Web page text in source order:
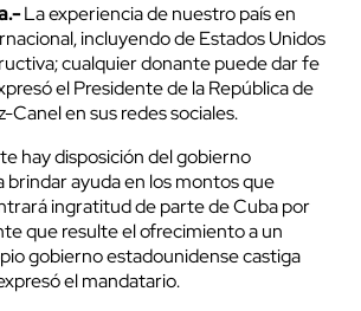
La experiencia de nuestro país en
incluyendo de Estados Unidos
cualquier donante puede dar fe
el Presidente de la República de
Canel en sus redes sociales.
hay disposición del gobierno
brindar ayuda en los montos que
ingratitud de parte de Cuba por
que resulte el ofrecimiento a un
gobierno estadounidense castiga
el mandatario.